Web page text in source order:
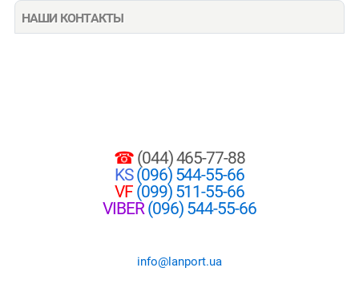
НАШИ КОНТАКТЫ
☎(044) 465-77-88
KS(096) 544-55-66
VF(099) 511-55-66
VIBER(096) 544-55-66
info@lanport.ua